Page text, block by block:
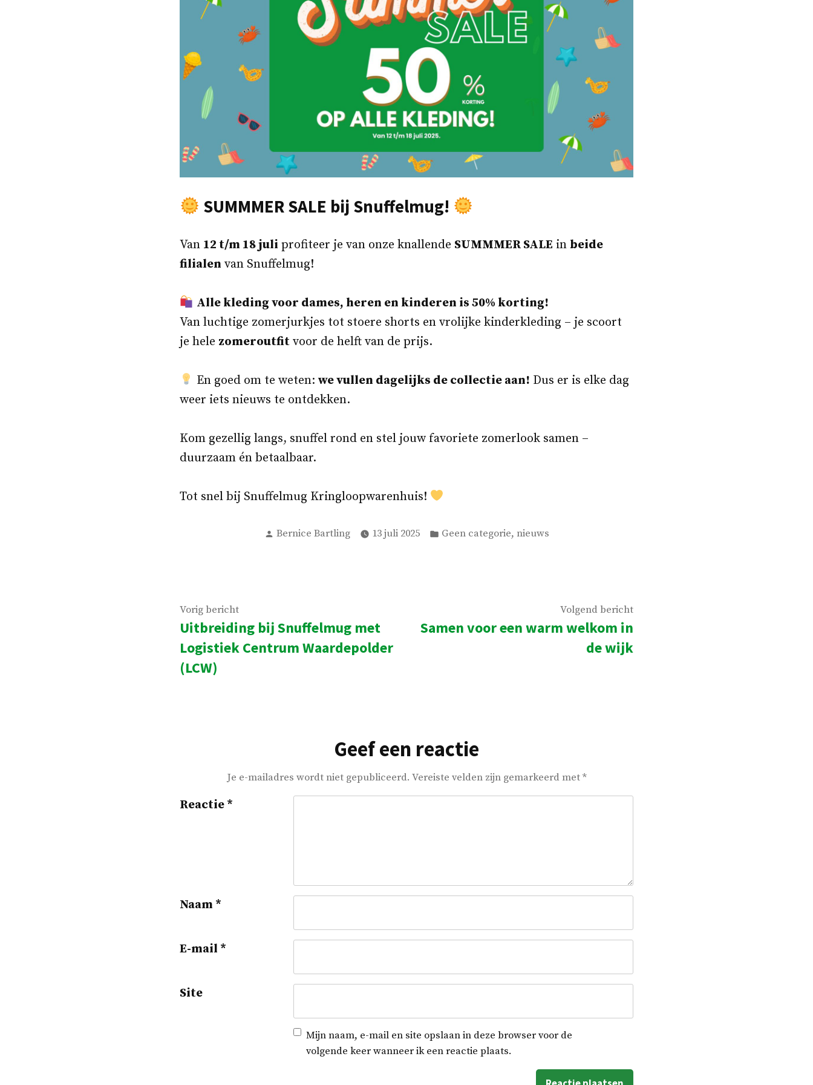
SUMMMER SALE bij Snuffelmug!
Van 12 t/m 18 juli profiteer je van onze knallende SUMMMER SALE in beide
filialen van Snuffelmug!
Alle kleding voor dames, heren en kinderen is 50% korting!
Van luchtige zomerjurkjes tot stoere shorts en vrolijke kinderkleding – je scoort
je hele zomeroutfit voor de helft van de prijs.
En goed om te weten:we vullen dagelijks de collectie aan! Dus er is elke dag
weer iets nieuws te ontdekken.
Kom gezellig langs, snuffel rond en stel jouw favoriete zomerlook samen –
duurzaam én betaalbaar.
Tot snel bij Snuffelmug Kringloopwarenhuis!
Geplaatst
Bernice Bartling 13 juli 2025
Geplaatst
Geen categorie, nieuws
Bericht
navigatie
Vorig berichtVorig
bericht:
Uitbreiding bij Snuffelmug met
Logistiek Centrum Waardepolder
(LCW)
Volgend berichtVolgend
Samen voor een warm welkom in
de wijk
Geef een reactie
Je e-mailadres wordt niet gepubliceerd. Vereiste velden zijn gemarkeerd met*
Reactie *
Naam *
E-mail *
Site
Mijn naam, e-mail en site opslaan in deze browser voor de
volgende keer wanneer ik een reactie plaats.